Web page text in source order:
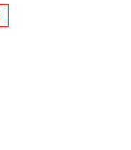
จะมีมูลค่าสูงขึ้น​
อก ก็จะยิ่งทำให้